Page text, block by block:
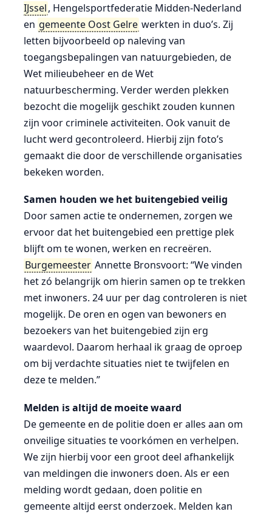
IJssel, Hengelsportfederatie Midden-Nederland
en gemeente Oost Gelre werkten in duo’s. Zij
letten bijvoorbeeld op naleving van
toegangsbepalingen van natuurgebieden, de
Wet milieubeheer en de Wet
natuurbescherming. Verder werden plekken
bezocht die mogelijk geschikt zouden kunnen
zijn voor criminele activiteiten. Ook vanuit de
lucht werd gecontroleerd. Hierbij zijn foto’s
gemaakt die door de verschillende organisaties
bekeken worden.
Samen houden we het buitengebied veilig
Door samen actie te ondernemen, zorgen we
ervoor dat het buitengebied een prettige plek
blijft om te wonen, werken en recreëren.
Burgemeester Annette Bronsvoort: “We vinden
het zó belangrijk om hierin samen op te trekken
met inwoners. 24 uur per dag controleren is niet
mogelijk. De oren en ogen van bewoners en
bezoekers van het buitengebied zijn erg
waardevol. Daarom herhaal ik graag de oproep
om bij verdachte situaties niet te twijfelen en
deze te melden.”
Melden is altijd de moeite waard
De gemeente en de politie doen er alles aan om
onveilige situaties te voorkómen en verhelpen.
We zijn hierbij voor een groot deel afhankelijk
van meldingen die inwoners doen. Als er een
melding wordt gedaan, doen politie en
gemeente altijd eerst onderzoek. Melden kan